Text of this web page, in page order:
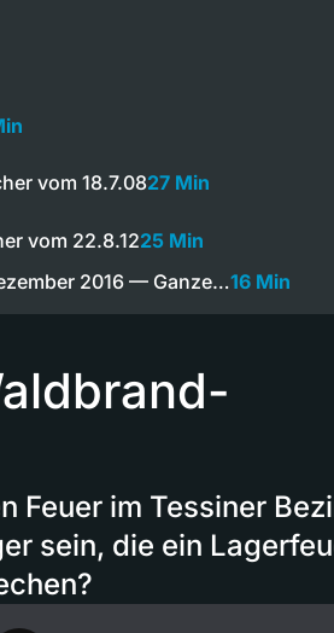
vom 18.7.0827 Min
vom 22.8.1225 Min
2016 — Ganze…16 Min
Feuer im Tessiner
sein, die ein